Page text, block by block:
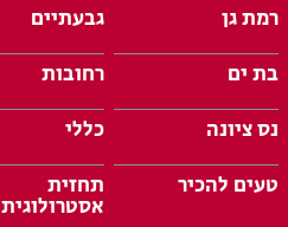
רמת גן
גבעתיים
בת ים
רחובות
נס ציונה
כללי
טעים להכיר
תחזית
אסטרולוגית